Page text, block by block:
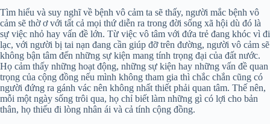
Tìm hiểu và suy nghĩ về bệnh vô cảm ta sẽ thấy, người mắc bệnh vô
cảm sẽ thờ ơ với tất cả mọi thứ diễn ra trong đời sống xã hội dù đó là
sự việc nhỏ hay vấn đề lớn. Từ việc vô tâm với đứa trẻ đang khóc vì đi
lạc, với người bị tai nạn đang cần giúp đỡ trên đường, người vô cảm sẽ
không bận tâm đến những sự kiện mang tính trọng đại của đất nước.
Họ cảm thấy những hoạt động, những sự kiện hay những vấn đề quan
trọng của cộng đồng nếu mình không tham gia thì chắc chắn cũng có
người đứng ra gánh vác nên không nhất thiết phải quan tâm. Thế nên,
mỗi một ngày sống trôi qua, họ chỉ biết làm những gì có lợi cho bản
thân, họ thiếu đi lòng nhân ái và cả tính cộng đồng.